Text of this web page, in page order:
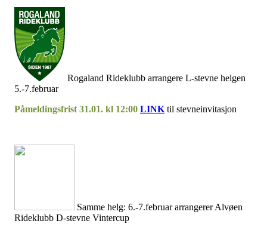
Rogaland Rideklubb arrangere L-stevne helgen
5.-7.februar
Påmeldingsfrist 31.01. kl 12:00 LINK til stevneinvitasjon
Samme helg: 6.-7.februar arrangerer Alvøen
Rideklubb D-stevne Vintercup